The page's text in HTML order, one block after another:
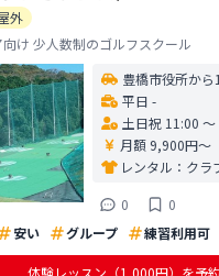
外
け 少人数制のゴルフスクール
豊橋市役所から
平日 -
土日祝 11:00
月額 9,900円〜
レンタル： クラ
0
0
安い グループ 練習利用可
体験レッスン （1,000円） を予